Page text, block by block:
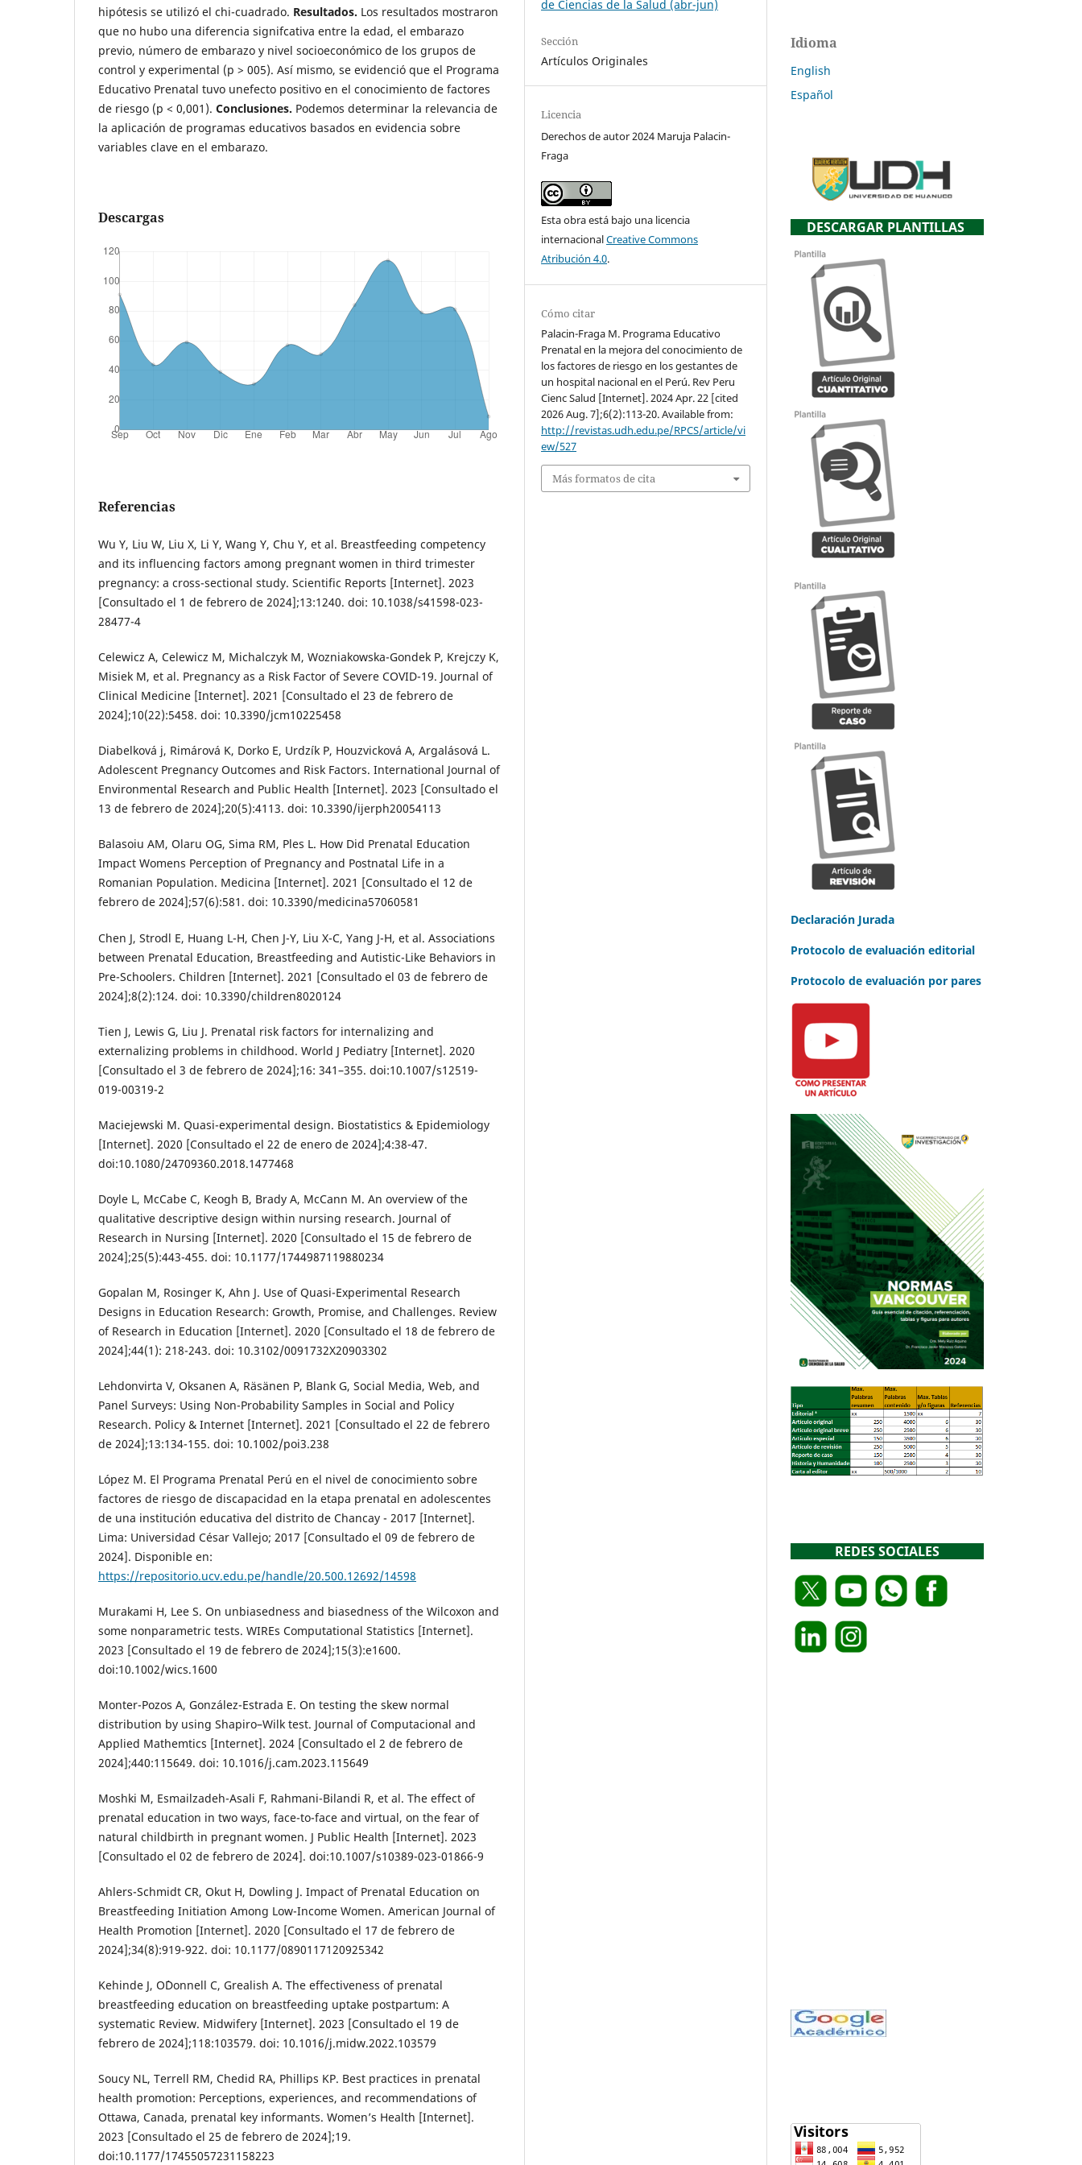
hipótesis se utilizó el chi-cuadrado. Resultados. Los resultados mostraron
que no hubo una diferencia signifcativa entre la edad, el embarazo
previo, número de embarazo y nivel socioeconómico de los grupos de
control y experimental (p > 005). Así mismo, se evidenció que el Programa
Educativo Prenatal tuvo unefecto positivo en el conocimiento de factores
de riesgo (p < 0,001). Conclusiones. Podemos determinar la relevancia de
la aplicación de programas educativos basados en evidencia sobre
variables clave en el embarazo.
Descargas
Referencias
Wu Y, Liu W, Liu X, Li Y, Wang Y, Chu Y, et al. Breastfeeding competency
and its influencing factors among pregnant women in third trimester
pregnancy: a cross-sectional study. Scientific Reports [Internet]. 2023
[Consultado el 1 de febrero de 2024];13:1240. doi: 10.1038/s41598-023-
28477-4
Celewicz A, Celewicz M, Michalczyk M, Wozniakowska-Gondek P, Krejczy K,
Misiek M, et al. Pregnancy as a Risk Factor of Severe COVID-19. Journal of
Clinical Medicine [Internet]. 2021 [Consultado el 23 de febrero de
2024];10(22):5458. doi: 10.3390/jcm10225458
Diabelková j, Rimárová K, Dorko E, Urdzík P, Houzvicková A, Argalásová L.
Adolescent Pregnancy Outcomes and Risk Factors. International Journal of
Environmental Research and Public Health [Internet]. 2023 [Consultado el
13 de febrero de 2024];20(5):4113. doi: 10.3390/ijerph20054113
Balasoiu AM, Olaru OG, Sima RM, Ples L. How Did Prenatal Education
Impact Womens Perception of Pregnancy and Postnatal Life in a
Romanian Population. Medicina [Internet]. 2021 [Consultado el 12 de
febrero de 2024];57(6):581. doi: 10.3390/medicina57060581
Chen J, Strodl E, Huang L-H, Chen J-Y, Liu X-C, Yang J-H, et al. Associations
between Prenatal Education, Breastfeeding and Autistic-Like Behaviors in
Pre-Schoolers. Children [Internet]. 2021 [Consultado el 03 de febrero de
2024];8(2):124. doi: 10.3390/children8020124
Tien J, Lewis G, Liu J. Prenatal risk factors for internalizing and
externalizing problems in childhood. World J Pediatry [Internet]. 2020
[Consultado el 3 de febrero de 2024];16: 341–355. doi:10.1007/s12519-
019-00319-2
Maciejewski M. Quasi-experimental design. Biostatistics & Epidemiology
[Internet]. 2020 [Consultado el 22 de enero de 2024];4:38-47.
doi:10.1080/24709360.2018.1477468
Doyle L, McCabe C, Keogh B, Brady A, McCann M. An overview of the
qualitative descriptive design within nursing research. Journal of
Research in Nursing [Internet]. 2020 [Consultado el 15 de febrero de
2024];25(5):443-455. doi: 10.1177/1744987119880234
Gopalan M, Rosinger K, Ahn J. Use of Quasi-Experimental Research
Designs in Education Research: Growth, Promise, and Challenges. Review
of Research in Education [Internet]. 2020 [Consultado el 18 de febrero de
2024];44(1): 218-243. doi: 10.3102/0091732X20903302
Lehdonvirta V, Oksanen A, Räsänen P, Blank G, Social Media, Web, and
Panel Surveys: Using Non-Probability Samples in Social and Policy
Research. Policy & Internet [Internet]. 2021 [Consultado el 22 de febrero
de 2024];13:134-155. doi: 10.1002/poi3.238
López M. El Programa Prenatal Perú en el nivel de conocimiento sobre
factores de riesgo de discapacidad en la etapa prenatal en adolescentes
de una institución educativa del distrito de Chancay - 2017 [Internet].
Lima: Universidad César Vallejo; 2017 [Consultado el 09 de febrero de
2024]. Disponible en:
https://repositorio.ucv.edu.pe/handle/20.500.12692/14598
Murakami H, Lee S. On unbiasedness and biasedness of the Wilcoxon and
some nonparametric tests. WIREs Computational Statistics [Internet].
2023 [Consultado el 19 de febrero de 2024];15(3):e1600.
doi:10.1002/wics.1600
Monter-Pozos A, González-Estrada E. On testing the skew normal
distribution by using Shapiro–Wilk test. Journal of Computacional and
Applied Mathemtics [Internet]. 2024 [Consultado el 2 de febrero de
2024];440:115649. doi: 10.1016/j.cam.2023.115649
Moshki M, Esmailzadeh-Asali F, Rahmani-Bilandi R, et al. The effect of
prenatal education in two ways, face-to-face and virtual, on the fear of
natural childbirth in pregnant women. J Public Health [Internet]. 2023
[Consultado el 02 de febrero de 2024]. doi:10.1007/s10389-023-01866-9
Ahlers-Schmidt CR, Okut H, Dowling J. Impact of Prenatal Education on
Breastfeeding Initiation Among Low-Income Women. American Journal of
Health Promotion [Internet]. 2020 [Consultado el 17 de febrero de
2024];34(8):919-922. doi: 10.1177/0890117120925342
Kehinde J, O´Donnell C, Grealish A. The effectiveness of prenatal
breastfeeding education on breastfeeding uptake postpartum: A
systematic Review. Midwifery [Internet]. 2023 [Consultado el 19 de
febrero de 2024];118:103579. doi: 10.1016/j.midw.2022.103579
Soucy NL, Terrell RM, Chedid RA, Phillips KP. Best practices in prenatal
health promotion: Perceptions, experiences, and recommendations of
Ottawa, Canada, prenatal key informants. Women’s Health [Internet].
2023 [Consultado el 25 de febrero de 2024];19.
doi:10.1177/17455057231158223
de Ciencias de la Salud (abr-jun)
Sección
Artículos Originales
Licencia
Derechos de autor 2024 Maruja Palacin-
Fraga
Esta obra está bajo una licencia
internacionalCreative Commons
Atribución 4.0.
Cómo citar
Palacin-Fraga M. Programa Educativo
Prenatal en la mejora del conocimiento de
los factores de riesgo en los gestantes de
un hospital nacional en el Perú. Rev Peru
Cienc Salud [Internet]. 2024 Apr. 22 [cited
2026 Aug. 7];6(2):113-20. Available from:
http://revistas.udh.edu.pe/RPCS/article/vi
ew/527
Más formatos de cita
Idioma
English
Español
DESCARGAR PLANTILLAS
Declaración Jurada
Protocolo de evaluación editorial
Protocolo de evaluación por pares
REDES SOCIALES